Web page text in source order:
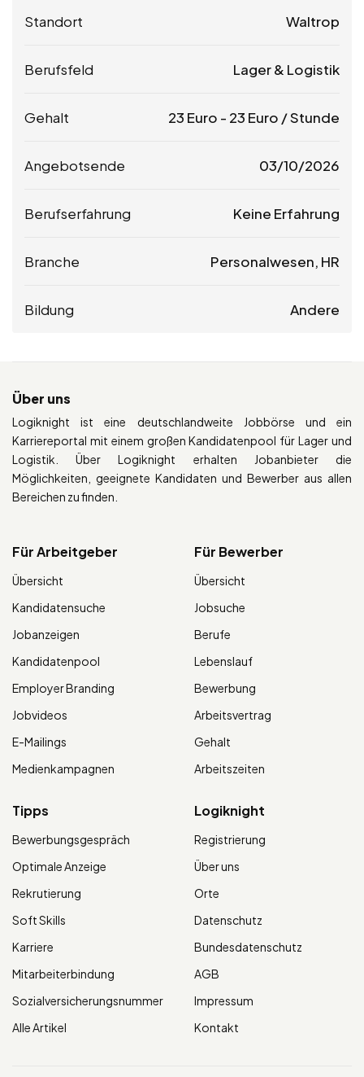
Standort Waltrop
Berufsfeld Lager & Logistik
Gehalt 23 Euro - 23 Euro / Stunde
Angebotsende 03/10/2026
Berufserfahrung Keine Erfahrung
Branche Personalwesen, HR
Bildung Andere
Über uns
Logiknight ist eine deutschlandweite Jobbörse und ein
Karriereportal mit einem großen Kandidatenpool für Lager und
Logistik. Über Logiknight erhalten Jobanbieter die
Möglichkeiten, geeignete Kandidaten und Bewerber aus allen
Bereichen zu finden.
Für Arbeitgeber
Übersicht
Kandidatensuche
Jobanzeigen
Kandidatenpool
Employer Branding
Jobvideos
E-Mailings
Medienkampagnen
Für Bewerber
Übersicht
Jobsuche
Berufe
Lebenslauf
Bewerbung
Arbeitsvertrag
Gehalt
Arbeitszeiten
Tipps
Bewerbungsgespräch
Optimale Anzeige
Rekrutierung
Soft Skills
Karriere
Mitarbeiterbindung
Sozialversicherungsnummer
Alle Artikel
Logiknight
Registrierung
Über uns
Orte
Datenschutz
Bundesdatenschutz
AGB
Impressum
Kontakt